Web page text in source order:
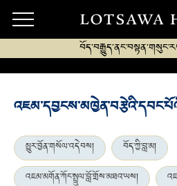
མྱུར་བྱོན་གསོལ་འདེབས།
བོད་ཀྱི་བླ་མ།
འཇམ་མགོན་ཀོང་སྤྲུལ་བློ་གྲོས་མཐའ་ཡས།